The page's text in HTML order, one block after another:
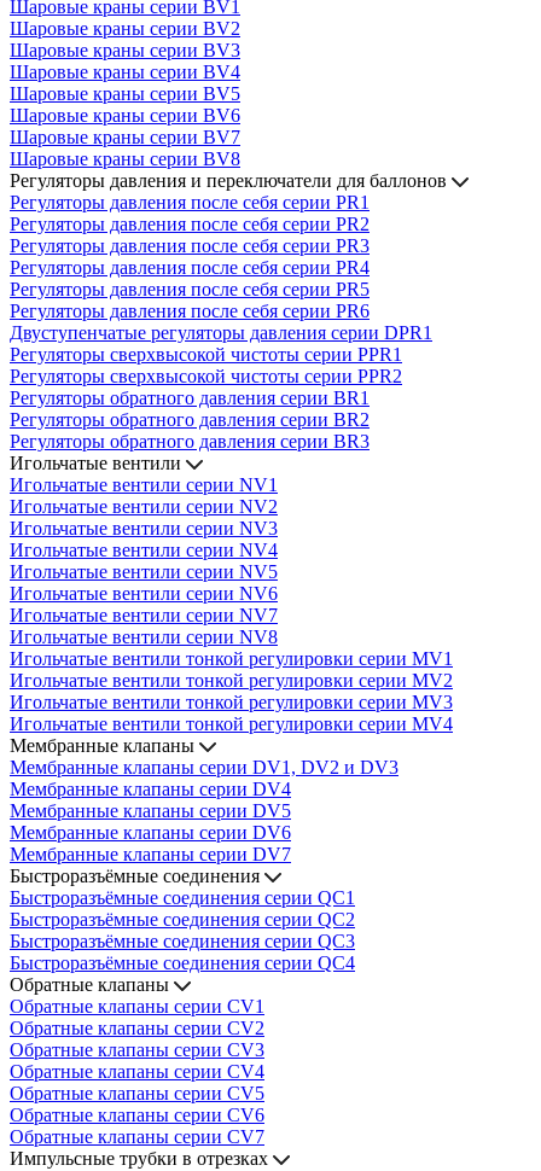
Шаровые краны серии BV1
Шаровые краны серии BV2
Шаровые краны серии BV3
Шаровые краны серии BV4
Шаровые краны серии BV5
Шаровые краны серии BV6
Шаровые краны серии BV7
Шаровые краны серии BV8
Регуляторы давления и переключатели для баллонов
Регуляторы давления после себя серии PR1
Регуляторы давления после себя серии PR2
Регуляторы давления после себя серии PR3
Регуляторы давления после себя серии PR4
Регуляторы давления после себя серии PR5
Регуляторы давления после себя серии PR6
Двуступенчатые регуляторы давления серии DPR1
Регуляторы сверхвысокой чистоты серии PPR1
Регуляторы сверхвысокой чистоты серии PPR2
Регуляторы обратного давления серии BR1
Регуляторы обратного давления серии BR2
Регуляторы обратного давления серии BR3
Игольчатые вентили
Игольчатые вентили серии NV1
Игольчатые вентили серии NV2
Игольчатые вентили серии NV3
Игольчатые вентили серии NV4
Игольчатые вентили серии NV5
Игольчатые вентили серии NV6
Игольчатые вентили серии NV7
Игольчатые вентили серии NV8
Игольчатые вентили тонкой регулировки серии MV1
Игольчатые вентили тонкой регулировки серии MV2
Игольчатые вентили тонкой регулировки серии MV3
Игольчатые вентили тонкой регулировки серии MV4
Мембранные клапаны
Мембранные клапаны серии DV1, DV2 и DV3
Мембранные клапаны серии DV4
Мембранные клапаны серии DV5
Мембранные клапаны серии DV6
Мембранные клапаны серии DV7
Быстроразъёмные соединения
Быстроразъёмные соединения серии QC1
Быстроразъёмные соединения серии QC2
Быстроразъёмные соединения серии QC3
Быстроразъёмные соединения серии QC4
Обратные клапаны
Обратные клапаны серии CV1
Обратные клапаны серии CV2
Обратные клапаны серии CV3
Обратные клапаны серии CV4
Обратные клапаны серии CV5
Обратные клапаны серии CV6
Обратные клапаны серии CV7
Импульсные трубки в отрезках